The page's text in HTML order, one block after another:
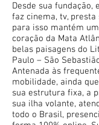
Desde sua fundação,
faz cinema, tv,
para isso mantém
coração da Mata
belas paisagens do
Paulo – São
Antenada às
mobilidade, ainda
sua estrutura fixa, a
sua ilha volante,
todo o Brasil,